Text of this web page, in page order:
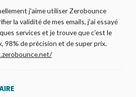
j’aime utiliser Zerobounce
la validité de mes emails, j’ai essayé
services et je trouve que c’est le
98% de précision et de super prix.